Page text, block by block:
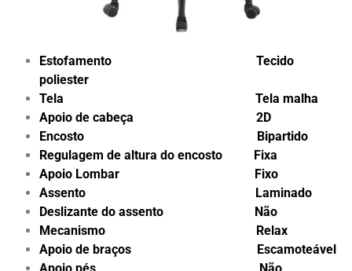
Estofamento Tecido
poliester
Tela Tela malha
Apoio de cabeça 2D
Encosto Bipartido
Regulagem de altura do encosto Fixa
Apoio Lombar Fixo
Assento Laminado
Deslizante do assento Não
Mecanismo Relax
Apoio de braços Escamoteável